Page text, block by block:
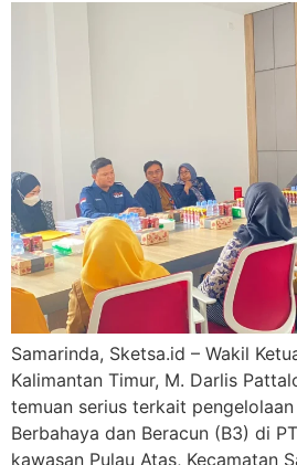
Samarinda, Sketsa.id – Wakil
Kalimantan Timur, M. Darlis
temuan serius terkait
Berbahaya dan Beracun (B3) di
kawasan Pulau Atas, Kecamatan